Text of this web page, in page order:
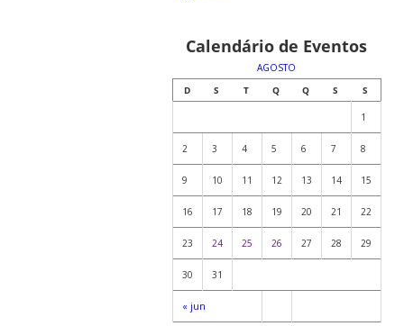
Calendário de Eventos
AGOSTO
D
S T Q Q S S
« jun
1
2 3 4 5 6 7 8
9 10 11 12 13 14 15
16 17 18 19 20 21 22
23 24 25 26 27 28 29
30 31